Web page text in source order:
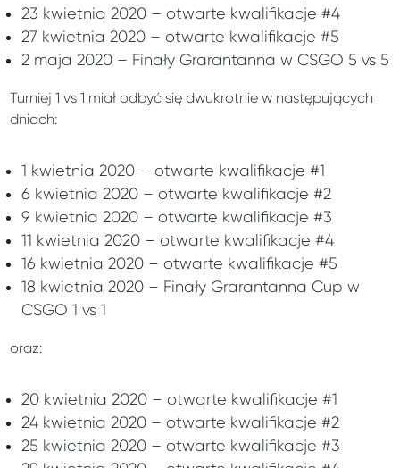
23 kwietnia 2020 – otwarte kwalifikacje #4
27 kwietnia 2020 – otwarte kwalifikacje #5
2 maja 2020 – Finały Grarantanna w CSGO 5 vs 5
Turniej 1 vs 1 miał odbyć się dwukrotnie w następujących
dniach:
1 kwietnia 2020 – otwarte kwalifikacje #1
6 kwietnia 2020 – otwarte kwalifikacje #2
9 kwietnia 2020 – otwarte kwalifikacje #3
11 kwietnia 2020 – otwarte kwalifikacje #4
16 kwietnia 2020 – otwarte kwalifikacje #5
18 kwietnia 2020 – Finały Grarantanna Cup w
CSGO 1 vs 1
oraz:
20 kwietnia 2020 – otwarte kwalifikacje #1
24 kwietnia 2020 – otwarte kwalifikacje #2
25 kwietnia 2020 – otwarte kwalifikacje #3